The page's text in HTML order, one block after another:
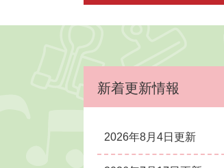
新着更新情報
2026年8月4日更新